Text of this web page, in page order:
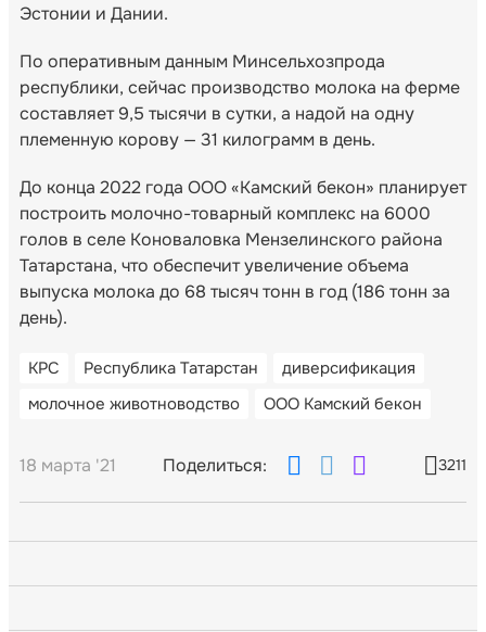
Эстонии и Дании.
По оперативным данным Минсельхозпрода
республики, сейчас производство молока на ферме
составляет 9,5 тысячи в сутки, а надой на одну
племенную корову — 31 килограмм в день.
До конца 2022 года ООО «Камский бекон» планирует
построить молочно-товарный комплекс на 6000
голов в селе Коноваловка Мензелинского района
Татарстана, что обеспечит увеличение объема
выпуска молока до 68 тысяч тонн в год (186 тонн за
день).
КРС Республика Татарстан
диверсификация
молочное животноводство
ООО Камский бекон
18 марта '21 Поделиться: 3211